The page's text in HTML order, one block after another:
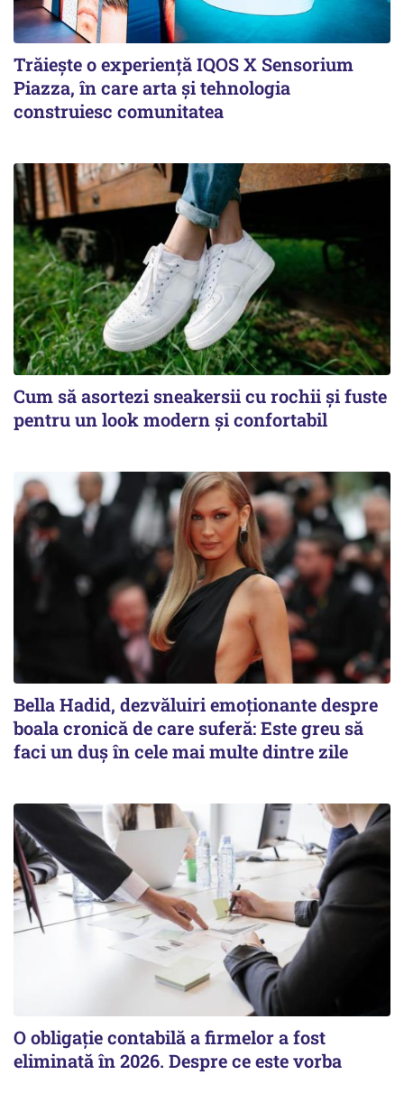
Trăiește o experiență IQOS X Sensorium
Piazza, în care arta și tehnologia
construiesc comunitatea
Cum să asortezi sneakersii cu rochii și fuste
pentru un look modern și confortabil
Bella Hadid, dezvăluiri emoționante despre
boala cronică de care suferă: Este greu să
faci un duș în cele mai multe dintre zile
O obligație contabilă a firmelor a fost
eliminată în 2026. Despre ce este vorba